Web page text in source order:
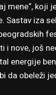
mene“,
Sastav iza
i nove, još
energije
da obeleži